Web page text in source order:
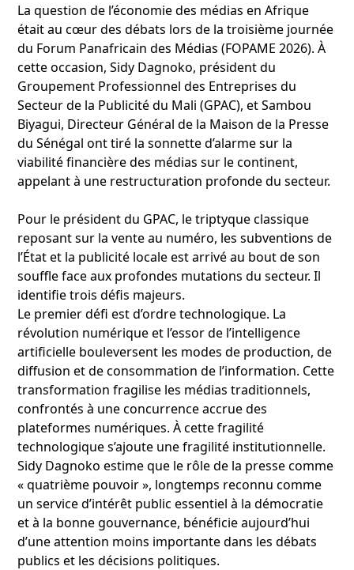
La question de l’économie des médias en Afrique
était au cœur des débats lors de la troisième journée
du Forum Panafricain des Médias (FOPAME 2026). À
cette occasion, Sidy Dagnoko, président du
Groupement Professionnel des Entreprises du
Secteur de la Publicité du Mali (GPAC), et Sambou
Biyagui, Directeur Général de la Maison de la Presse
du Sénégal ont tiré la sonnette d’alarme sur la
viabilité financière des médias sur le continent,
appelant à une restructuration profonde du secteur.
Pour le président du GPAC, le triptyque classique
reposant sur la vente au numéro, les subventions de
l’État et la publicité locale est arrivé au bout de son
souffle face aux profondes mutations du secteur. Il
identifie trois défis majeurs.
Le premier défi est d’ordre technologique. La
révolution numérique et l’essor de l’intelligence
artificielle bouleversent les modes de production, de
diffusion et de consommation de l’information. Cette
transformation fragilise les médias traditionnels,
confrontés à une concurrence accrue des
plateformes numériques. À cette fragilité
technologique s’ajoute une fragilité institutionnelle.
Sidy Dagnoko estime que le rôle de la presse comme
« quatrième pouvoir », longtemps reconnu comme
un service d’intérêt public essentiel à la démocratie
et à la bonne gouvernance, bénéficie aujourd’hui
d’une attention moins importante dans les débats
publics et les décisions politiques.